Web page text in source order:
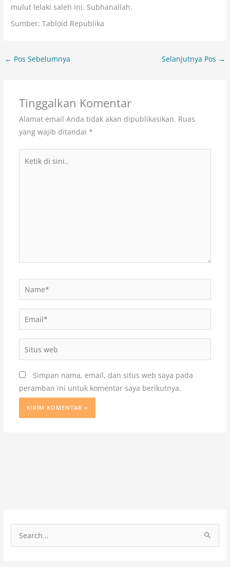
mulut lelaki saleh ini. Subhanallah.
Sumber: Tabloid Republika
← Pos Sebelumnya Selanjutnya Pos →
Tinggalkan Komentar
Alamat email Anda tidak akan dipublikasikan. Ruas
yang wajib ditandai *
Email*
Situs
web
Simpan nama, email, dan situs web saya pada
peramban ini untuk komentar saya berikutnya.